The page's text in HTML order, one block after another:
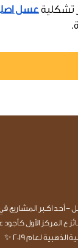
تشكلية عسل
اكـبر المشاريع في
الذهبية لعام 2019 ✨